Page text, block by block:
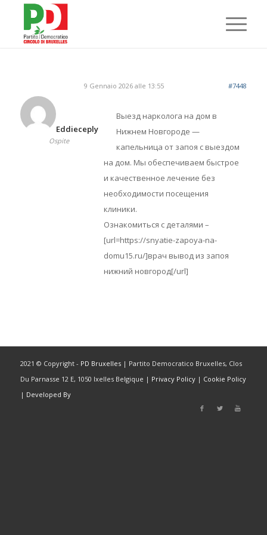
9 Gennaio 2026 alle 13:55 #7448
Eddieceply
Ospite
Выезд нарколога на дом в
Нижнем Новгороде —
капельница от запоя с выездом
на дом. Мы обеспечиваем быстрое
и качественное лечение без
необходимости посещения
клиники.
Ознакомиться с деталями –
[url=https://snyatie-zapoya-na-
domu15.ru/]врач вывод из запоя
нижний новгород[/url]
2021 © Copyright - PD Bruxelles| Partito Democratico Bruxelles, Clos
Du Parnasse 12 E, 1050 Ixelles Belgique | Privacy Policy| Cookie Policy
| Developed By